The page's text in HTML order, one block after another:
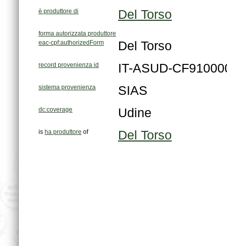
è produttore di Del Torso
forma autorizzata produttore
eac-cpf:authorizedForm
Del Torso
record provenienza id IT-ASUD-
sistema provenienza SIAS
dc:coverage Udine
is ha produttore of Del Torso